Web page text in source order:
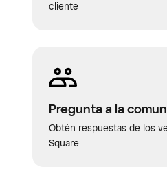
cliente
Pregunta a la
Obtén respuestas de los
Square